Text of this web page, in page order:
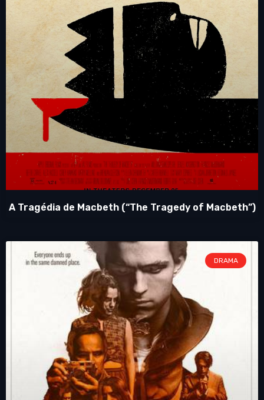
A Tragédia de Macbeth (“The Tragedy of Macbeth”)
DRAMA